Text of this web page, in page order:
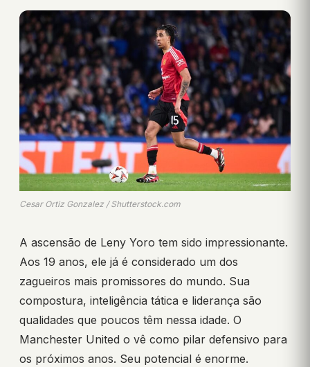
Cesar Ortiz Gonzalez / Shutterstock.com
A ascensão de Leny Yoro tem sido impressionante.
Aos 19 anos, ele já é considerado um dos
zagueiros mais promissores do mundo. Sua
compostura, inteligência tática e liderança são
qualidades que poucos têm nessa idade. O
Manchester United o vê como pilar defensivo para
os próximos anos. Seu potencial é enorme.